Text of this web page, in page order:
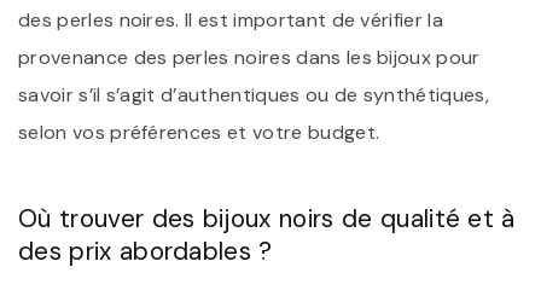
des perles noires. Il est important de vérifier la
provenance des perles noires dans les bijoux pour
savoir s’il s’agit d’authentiques ou de synthétiques,
selon vos préférences et votre budget.
Où trouver des bijoux noirs de qualité et à
des prix abordables ?